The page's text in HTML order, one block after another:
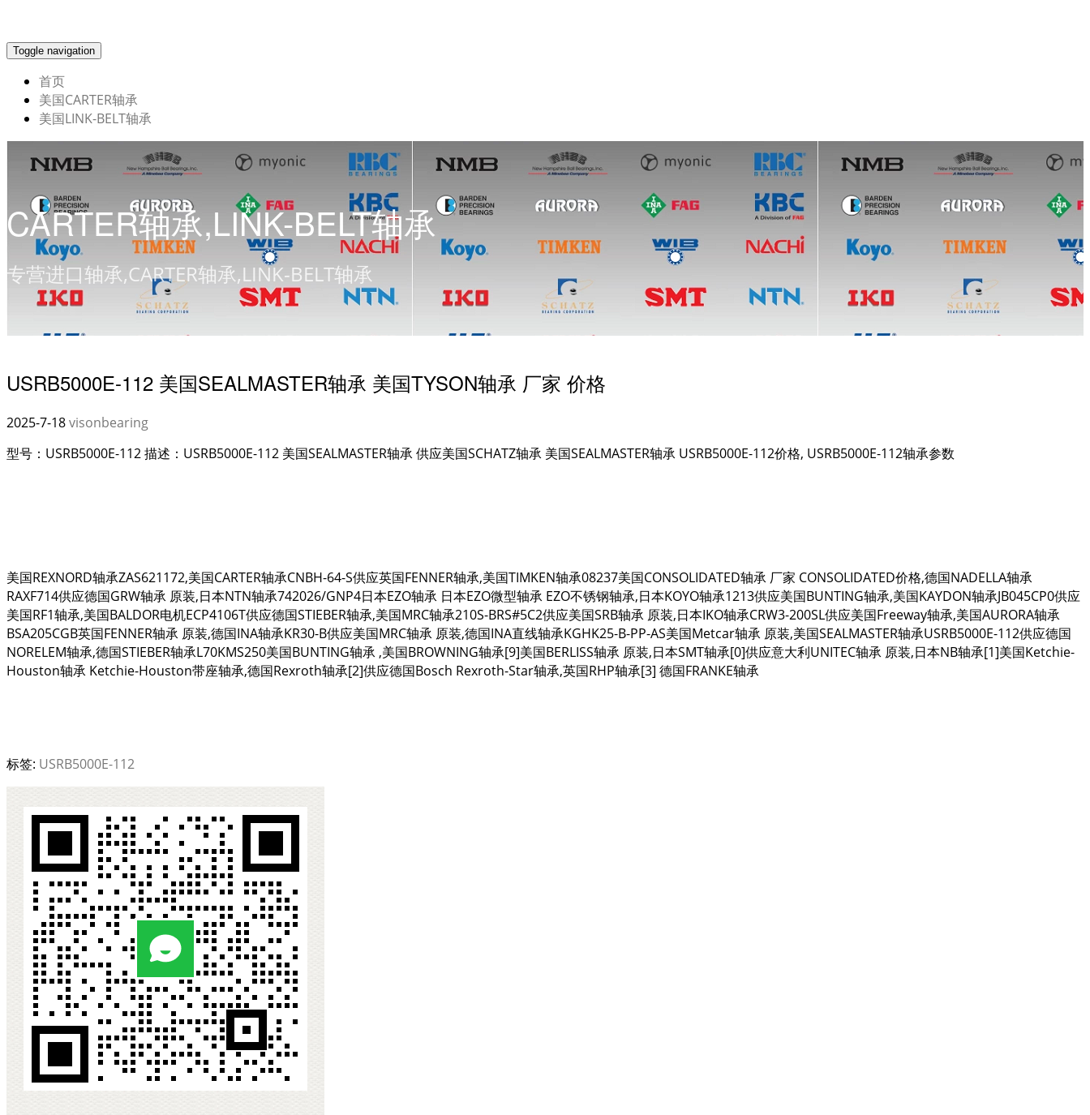
Toggle navigation
首页
美国CARTER轴承
美国LINK-BELT轴承
CARTER轴承,LINK-BELT轴承
专营进口轴承,CARTER轴承,LINK-BELT轴承
USRB5000E-112 美国SEALMASTER轴承 美国TYSON轴承 厂家 价格
2025-7-18visonbearing
型号：USRB5000E-112 描述：USRB5000E-112 美国SEALMASTER轴承 供应美国SCHATZ轴承 美国SEALMASTER轴承 USRB5000E-112价格, USRB5000E-112轴承参数
美国REXNORD轴承ZAS621172,美国CARTER轴承CNBH-64-S供应英国FENNER轴承,美国TIMKEN轴承08237美国CONSOLIDATED轴承 厂家 CONSOLIDATED价格,德国NADELLA轴承
RAXF714供应德国GRW轴承 原装,日本NTN轴承742026/GNP4日本EZO轴承 日本EZO微型轴承 EZO不锈钢轴承,日本KOYO轴承1213供应美国BUNTING轴承,美国KAYDON轴承JB045CP0供应
美国RF1轴承,美国BALDOR电机ECP4106T供应德国STIEBER轴承,美国MRC轴承210S-BRS#5C2供应美国SRB轴承 原装,日本IKO轴承CRW3-200SL供应美国Freeway轴承,美国AURORA轴承
BSA205CGB英国FENNER轴承 原装,德国INA轴承KR30-B供应美国MRC轴承 原装,德国INA直线轴承KGHK25-B-PP-AS美国Metcar轴承 原装,美国SEALMASTER轴承USRB5000E-112供应德国
NORELEM轴承,德国STIEBER轴承L70KMS250美国BUNTING轴承 ,美国BROWNING轴承[9]美国BERLISS轴承 原装,日本SMT轴承[0]供应意大利UNITEC轴承 原装,日本NB轴承[1]美国Ketchie-
Houston轴承 Ketchie-Houston带座轴承,德国Rexroth轴承[2]供应德国Bosch Rexroth-Star轴承,英国RHP轴承[3] 德国FRANKE轴承
标签: USRB5000E-112